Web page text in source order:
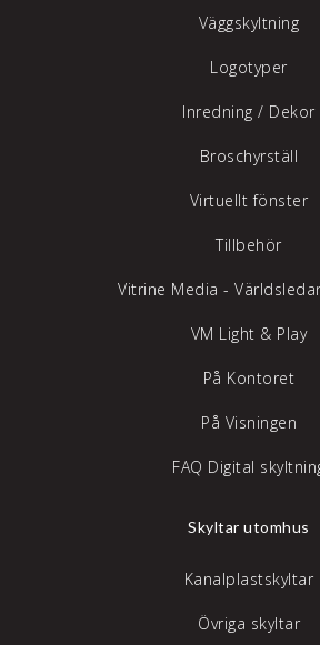
Väggskyltning
Logotyper
Inredning / Dekor
Broschyrställ
Virtuellt fönster
Tillbehör
Vitrine Media -
VM Light & Play
På Kontoret
På Visningen
FAQ Digital
Skyltar utomhus
Kanalplastskyltar
Övriga skyltar